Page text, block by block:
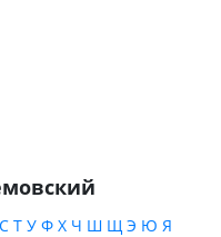
С Т У Ф Х Ч Ш Щ Э Ю Я